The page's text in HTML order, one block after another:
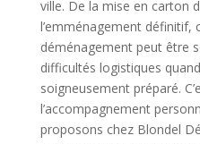
ville. De la mise en carton
l’emménagement définitif,
déménagement peut être
difficultés logistiques
soigneusement préparé.
l’accompagnement
proposons chez Blondel